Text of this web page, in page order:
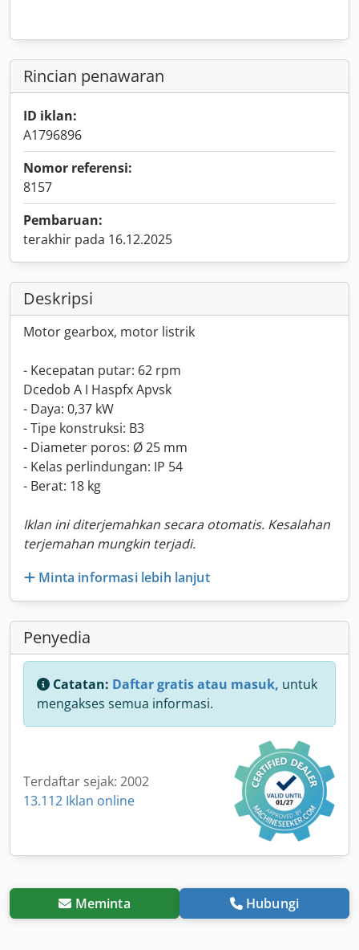
Rincian penawaran
ID iklan:
A1796896
Nomor referensi:
8157
Pembaruan:
terakhir pada 16.12.2025
Deskripsi
Motor gearbox, motor listrik
- Kecepatan putar: 62 rpm
Dcedob A I Haspfx Apvsk
- Daya: 0,37 kW
- Tipe konstruksi: B3
- Diameter poros: Ø 25 mm
- Kelas perlindungan: IP 54
- Berat: 18 kg
Iklan ini diterjemahkan secara otomatis. Kesalahan
terjemahan mungkin terjadi.
Minta informasi lebih lanjut
Penyedia
Catatan: Daftar gratis atau masuk, untuk
mengakses semua informasi.
Terdaftar sejak: 2002
13.112 Iklan online
Meminta Hubungi